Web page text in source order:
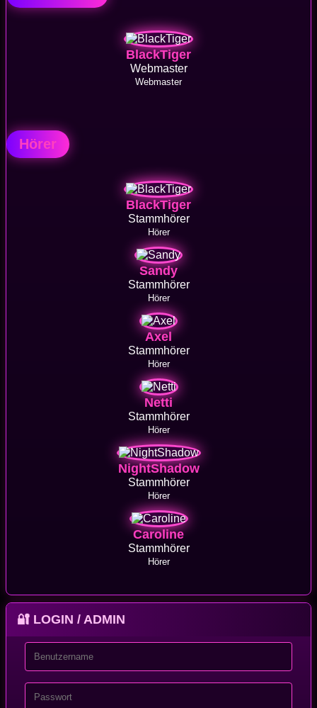
BlackTiger
Webmaster
Webmaster
Hörer
BlackTiger
Stammhörer
Hörer
Sandy
Stammhörer
Hörer
Axel
Stammhörer
Hörer
Netti
Stammhörer
Hörer
NightShadow
Stammhörer
Hörer
Caroline
Stammhörer
Hörer
🔐 LOGIN / ADMIN